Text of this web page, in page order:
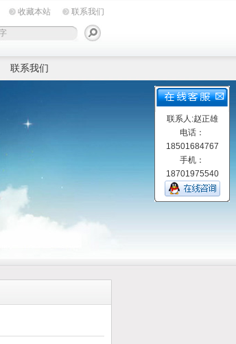
收藏本站 联系我们
联系我们
联系人:赵正雄
电话：
18501684767
手机：
18701975540